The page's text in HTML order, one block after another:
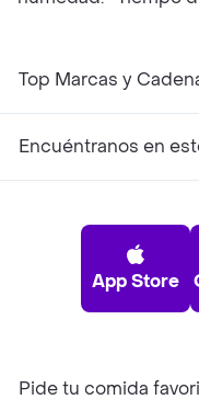
Top Marcas y
Encuéntranos en
App Store
Pide tu comida